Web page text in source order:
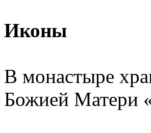
Иконы
В монастыре
Божией Матери